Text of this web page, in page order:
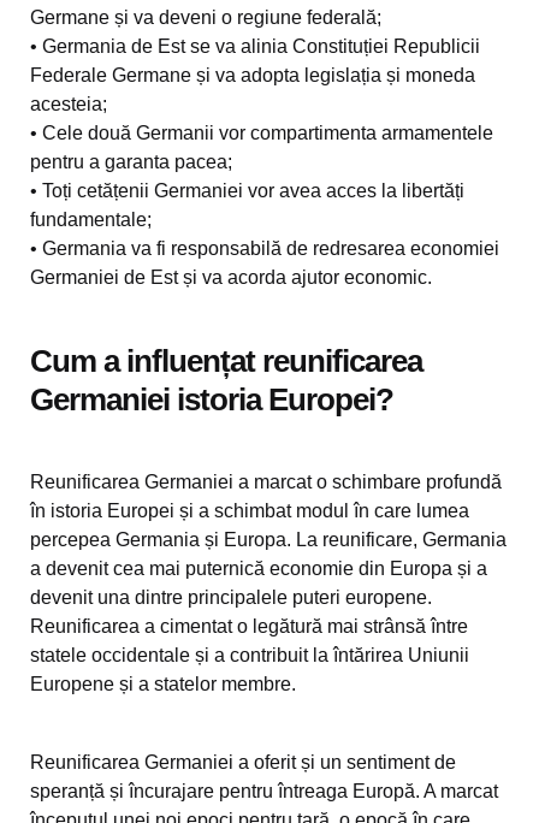
Germane și va deveni o regiune federală;
• Germania de Est se va alinia Constituției Republicii
Federale Germane și va adopta legislația și moneda
acesteia;
• Cele două Germanii vor compartimenta armamentele
pentru a garanta pacea;
• Toți cetățenii Germaniei vor avea acces la libertăți
fundamentale;
• Germania va fi responsabilă de redresarea economiei
Germaniei de Est și va acorda ajutor economic.
Cum a influențat reunificarea
Germaniei istoria Europei?
Reunificarea Germaniei a marcat o schimbare profundă
în istoria Europei și a schimbat modul în care lumea
percepea Germania și Europa. La reunificare, Germania
a devenit cea mai puternică economie din Europa și a
devenit una dintre principalele puteri europene.
Reunificarea a cimentat o legătură mai strânsă între
statele occidentale și a contribuit la întărirea Uniunii
Europene și a statelor membre.
Reunificarea Germaniei a oferit și un sentiment de
speranță și încurajare pentru întreaga Europă. A marcat